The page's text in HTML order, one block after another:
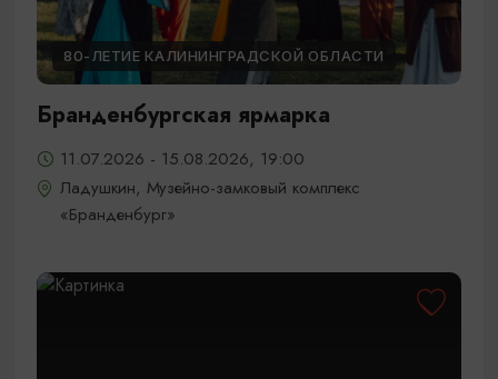
80-ЛЕТИЕ КАЛИНИНГРАДСКОЙ ОБЛАСТИ
Бранденбургская ярмарка
11.07.2026 - 15.08.2026, 19:00
Ладушкин, Музейно-замковый комплекс
«Бранденбург»